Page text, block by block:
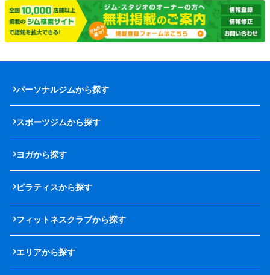
パーソナルジムから探す
スポーツジムから探す
ヨガから探す
ピラティスから探す
フィットネスクラブから探す
エリアから探す